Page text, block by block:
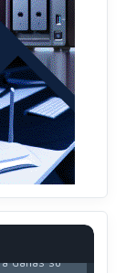
znaka "X"
tehničkih
kada
vidom ili
danas su